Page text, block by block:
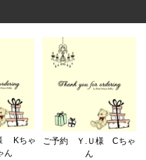
Kちゃ
ん
ご予約 Ｙ.Ｕ様 Cちゃ
ん